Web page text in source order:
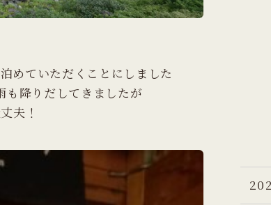
めていただくことにしました
も降りだしてきましたが
夫！